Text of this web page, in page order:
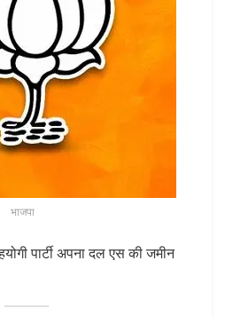
भाजपा
पार्टी अपना दल एस की जमीन